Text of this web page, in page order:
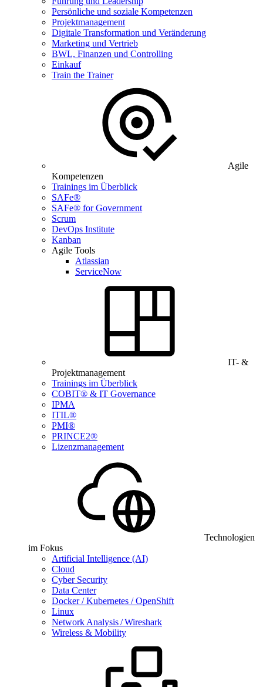
Persönliche und soziale Kompetenzen
Projektmanagement
Digitale Transformation und Veränderung
Marketing und Vertrieb
BWL, Finanzen und Controlling
Einkauf
Train the Trainer
Agile
Kompetenzen
Trainings im Überblick
SAFe®
SAFe® for Government
Scrum
DevOps Institute
Kanban
Agile Tools
Atlassian
ServiceNow
IT- &
Projektmanagement
Trainings im Überblick
COBIT® & IT Governance
IPMA
ITIL®
PMI®
PRINCE2®
Lizenzmanagement
Technologien
im Fokus
Artificial Intelligence (AI)
Cloud
Cyber Security
Data Center
Docker / Kubernetes / OpenShift
Linux
Network Analysis / Wireshark
Wireless & Mobility